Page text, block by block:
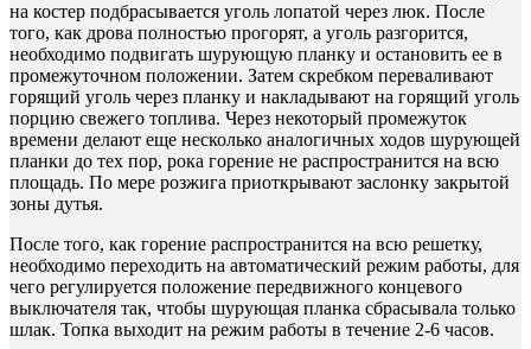
на костер подбрасывается уголь лопатой через люк. После
того, как дрова полностью прогорят, а уголь разгорится,
необходимо подвигать шурующую планку и остановить ее в
промежуточном положении. Затем скребком переваливают
горящий уголь через планку и накладывают на горящий уголь
порцию свежего топлива. Через некоторый промежуток
времени делают еще несколько аналогичных ходов шурующей
планки до тех пор, рока горение не распространится на всю
площадь. По мере розжига приоткрывают заслонку закрытой
зоны дутья.
После того, как горение распространится на всю решетку,
необходимо переходить на автоматический режим работы, для
чего регулируется положение передвижного концевого
выключателя так, чтобы шурующая планка сбрасывала только
шлак. Топка выходит на режим работы в течение 2-6 часов.